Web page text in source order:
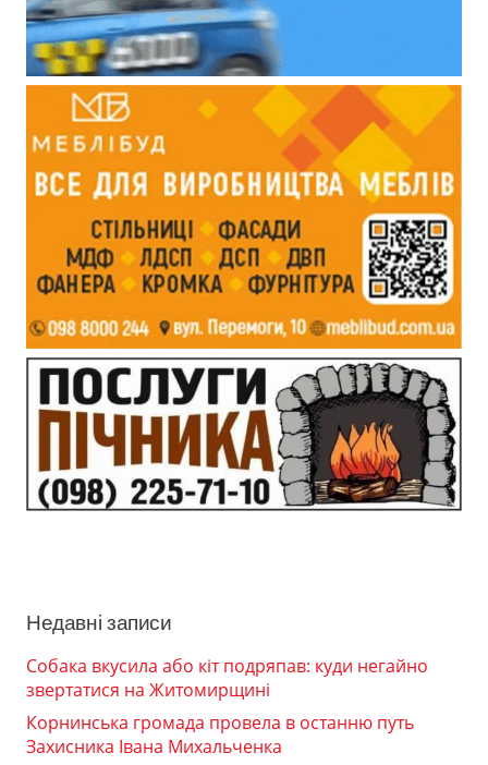
Недавні записи
Собака вкусила або кіт подряпав: куди негайно
звертатися на Житомирщині
Корнинська громада провела в останню путь
Захисника Івана Михальченка